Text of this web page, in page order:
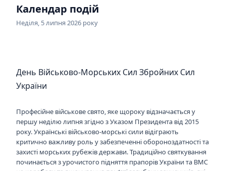
Календар подій
Неділя, 5 липня 2026 року
День Військово-Морських Сил Збройних Сил
України
Професійне військове свято, яке щороку відзначається у
першу неділю липня згідно з Указом Президента від 2015
року. Українські військово-морські сили відіграють
критично важливу роль у забезпеченні обороноздатності та
захисті морських рубежів держави. Традиційно святкування
починається з урочистого підняття прапорів України та ВМС